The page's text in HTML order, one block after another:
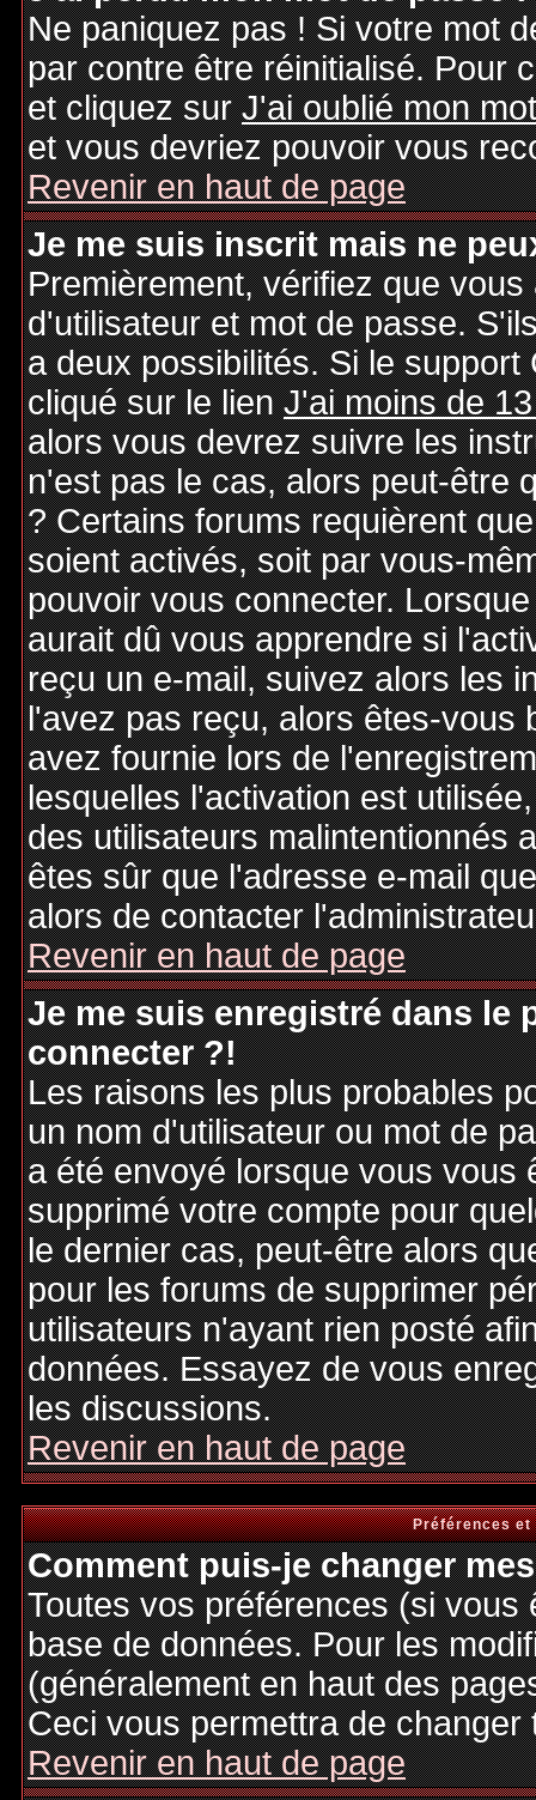
Ne paniquez pas ! Si votre mot
par contre être réinitialisé. Pour
et cliquez surJ'ai oublié mon
et vous devriez pouvoir vous
Revenir en haut de page
Je me suis inscrit mais ne
Premièrement, vérifiez que
d'utilisateur et mot de passe.
a deux possibilités. Si le
cliqué sur le lienJ'ai moins de
alors vous devrez suivre les
n'est pas le cas, alors peut-être
? Certains forums requièrent
soient activés, soit par vous-
pouvoir vous connecter.
aurait dû vous apprendre si
reçu un e-mail, suivez alors les
l'avez pas reçu, alors êtes-vous
avez fournie lors de
lesquelles l'activation est
des utilisateurs malintentionnés
êtes sûr que l'adresse e-mail
alors de contacter
Revenir en haut de page
Je me suis enregistré dans le
connecter ?!
Les raisons les plus probables
un nom d'utilisateur ou mot de
a été envoyé lorsque vous vous
supprimé votre compte pour
le dernier cas, peut-être alors
pour les forums de supprimer
utilisateurs n'ayant rien posté
données. Essayez de vous
les discussions.
Revenir en haut de page
Préférences
Comment puis-je changer
Toutes vos préférences (si
base de données. Pour les
(généralement en haut des
Ceci vous permettra de
Revenir en haut de page